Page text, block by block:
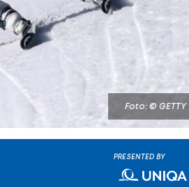
Foto: © GETTY
PRESENTED BY